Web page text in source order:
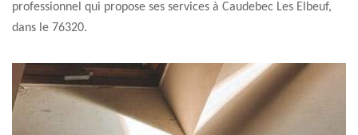
professionnel qui propose ses services à Caudebec Les Elbeuf,
dans le 76320.